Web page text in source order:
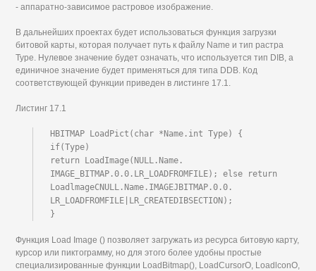
- аппаратно-зависимое растровое изображение.
В дальнейших проектах будет использоваться функция загрузки
битовой карты, которая получает путь к файлу Name и тип растра
Туре. Нулевое значение будет означать, что используется тип DIB, а
единичное значение будет применяться для типа DDB. Код
соответствующей функции приведен в листинге 17.1.
Листинг 17.1
HBITMAP LoadPict(char *Name.int Type) {
if(Type)
return LoadImage(NULL.Name.
IMAGE_BITMAP.0.0.LR_LOADFROMFILE); else return
LoadlmageCNULL.Name.IMAGEJBITMAP.0.0.
LR_LOADFROMFILE|LR_CREATEDIBSECTION);
}
Функция Load Image () позволяет загружать из ресурса битовую карту,
курсор или пиктограмму, но для этого более удобны простые
специализированные функции LoadBitmap(), LoadCursorO, LoadlconO,